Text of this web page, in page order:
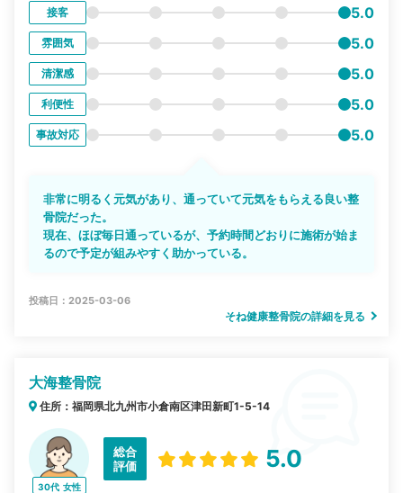
接客 5.0
雰囲気 5.0
清潔感 5.0
利便性 5.0
事故対応 5.0
非常に明るく元気があり、通っていて元気をもらえる良い整
骨院だった。
現在、ほぼ毎日通っているが、予約時間どおりに施術が始ま
るので予定が組みやすく助かっている。
投稿日：2025-03-06
そね健康整骨院の詳細を見る
大海整骨院
住所：福岡県北九州市小倉南区津田新町1-5-14
30代 女性
総合
評価
5.0